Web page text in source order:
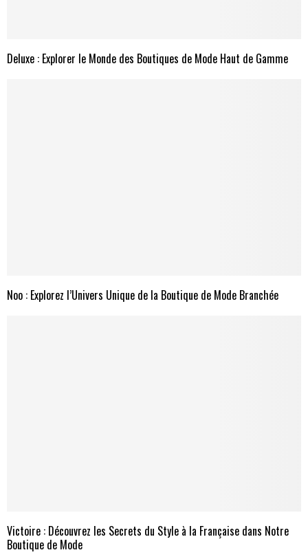
Deluxe : Explorer le Monde des Boutiques de Mode Haut de Gamme
Noo : Explorez l’Univers Unique de la Boutique de Mode Branchée
Victoire : Découvrez les Secrets du Style à la Française dans Notre
Boutique de Mode